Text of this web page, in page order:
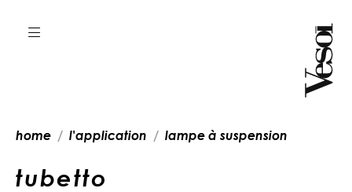
home l'application lampe à suspension
tubetto